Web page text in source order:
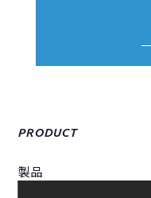
PRODUCT
製品